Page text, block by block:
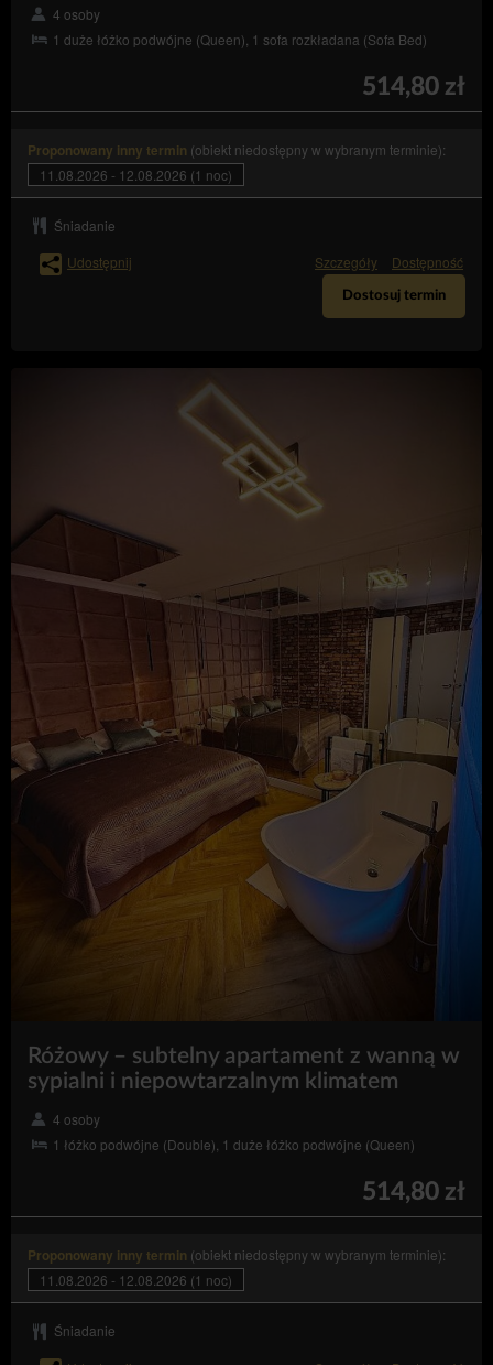
W przypadku stwierdzenia niezgodnego z Umową
świadczenia usług, wszelkie reklamacje Gość powinien
terminie 14 dni od dnia zakończenia pobytu.
Reklamacja powinna zawierać dane Gościa: imię,
nazwisko, adres poczty e-mail podany podczas
od jej otrzymania, o czym informuje Gościa w tej samej
Jeżeli informacje podane w reklamacji wymagają
reklamacji. Termin, o którym mowa w pkt 3 biegnie dla
Usługodawcy od momentu otrzymania uzupełnionej
W wypadku odmowy uwzględnienia reklamacji
Usługodawca jest obowiązany szczegółowo uzasadnić
na piśmie lub w formie elektronicznej przyczyny
USTALENIA KOŃCOWE
Osoba dokonująca rezerwacji online ponosi
odpowiedzialność za prawidłowość danych podanych w
Elektronicznym Formularzu Rezerwacji. Usługodawca
nie ponosi odpowiedzialności za nieprawidłowy wybór
terminu lub błędnie wprowadzone dane w formularzu. W
przypadku stwierdzenia nieprawidłowości, których nie
można skorygować poprzez edycję rezerwacji, prosimy
o pilny kontakt z Obsługą.
Dane kontaktowe dostępne są w zakładce „Kontakt”, w
górnej części kalendarza rezerwacji oraz w e-mailach.
Umowa podlega prawu polskiemu.
Klient oświadcza, że został poinformowany o treści art.
38 pkt. 12 ustawy z dnia 30 maja 2014 r. o prawach
konsumenta, zgodnie z którym w przypadku umów o
świadczenie usług w zakresie zakwaterowania, innych
niż do celów mieszkalnych, konsumentowi nie
przysługuje przewidziane w art. 27 tej ustawy prawo do
odstąpienia od umowa zawartej na odległość.
4 osoby
1 duże łóżko podwójne (Queen), 1 sofa rozkładana (Sofa Bed)
514,80 zł
Proponowany inny termin (obiekt niedostępny w wybranym terminie):
11.08.2026 - 12.08.2026 (1 noc)
Śniadanie
Udostępnij
Szczegóły Dostępność
Dostosuj termin
Różowy – subtelny apartament z wanną w
sypialni i niepowtarzalnym klimatem
4 osoby
1 łóżko podwójne (Double), 1 duże łóżko podwójne (Queen)
514,80 zł
Proponowany inny termin (obiekt niedostępny w wybranym terminie):
11.08.2026 - 12.08.2026 (1 noc)
Śniadanie